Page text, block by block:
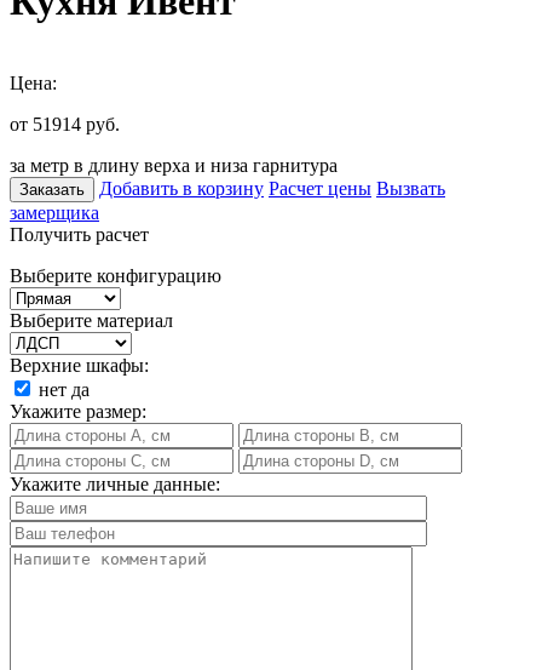
Цена:
от 51914 руб.
за метр в длину верха и низа гарнитура
Заказать Добавить в корзину Расчет цены Вызвать
замерщика
Получить расчет
Выберите конфигурацию
Выберите материал
Верхние шкафы:
нет да
Укажите размер:
Укажите личные данные: